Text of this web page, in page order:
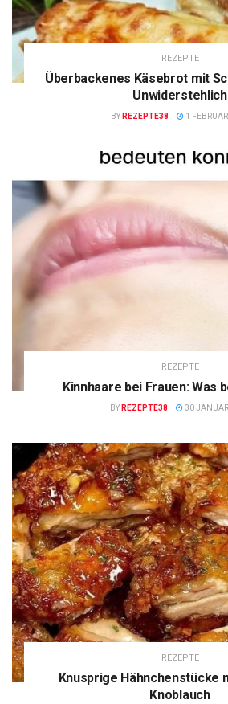
REZEPTE
Überbackenes Käsebrot mit
Unwiderstehlich
BY REZEPTE38 1
REZEPTE
Kinnhaare bei Frauen: Was
BY REZEPTE38 30
REZEPTE
Knusprige Hähnchenstücke
Knoblauch